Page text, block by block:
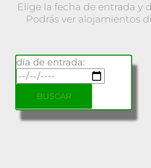
Elige la fecha de entrada y
Podrás ver alojamientos
día de entrada: